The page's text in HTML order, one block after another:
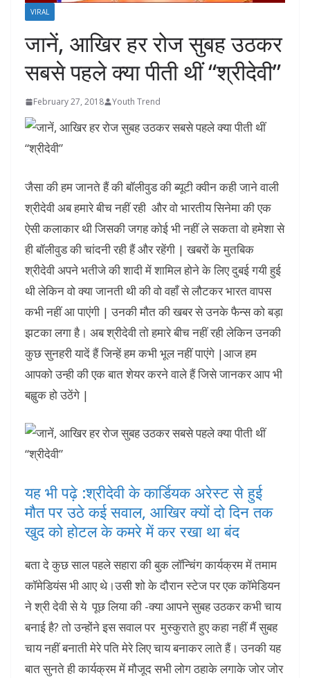
VIRAL
जानें, आखिर हर रोज सुबह उठकर
सबसे पहले क्या पीती थीं “श्रीदेवी”
February 27, 2018 Youth Trend
जैसा की हम जानते हैं की बॉलीवुड की ब्यूटी क्वीन कही जाने वाली
श्रीदेवी अब हमारे बीच नहीं रही और वो भारतीय सिनेमा की एक
ऐसी कलाकार थी जिसकी जगह कोई भी नहीं ले सकता वो हमेशा से
ही बॉलीवुड की चांदनी रही हैं और रहेंगी | खबरों के मुतबिक
श्रीदेवी अपने भतीजे की शादी में शामिल होने के लिए दुबई गयी हुई
थी लेकिन वो क्या जानती थी की वो वहाँ से लौटकर भारत वापस
कभी नहीं आ पाएंगी | उनकी मौत की खबर से उनके फैन्स को बड़ा
झटका लगा है। अब श्रीदेवी तो हमारे बीच नहीं रही लेकिन उनकी
कुछ सुनहरी यादें हैं जिन्हें हम कभी भूल नहीं पाएंगे |आज हम
आपको उन्ही की एक बात शेयर करने वाले हैं जिसे जानकर आप भी
बह्वुक हो उठेंगे |
यह भी पढ़े :श्रीदेवी के कार्डियक अरेस्ट से हुई
मौत पर उठे कई सवाल, आखिर क्यों दो दिन तक
खुद को होटल के कमरे में कर रखा था बंद
बता दे कुछ साल पहले सहारा की बुक लॉन्चिंग कार्यक्रम में तमाम
कॉमेडियंस भी आए थे।उसी शो के दौरान स्टेज पर एक कॉमेडियन
ने श्री देवी से ये पूछ लिया की -क्या आपने सुबह उठकर कभी चाय
बनाई है? तो उन्होंने इस सवाल पर मुस्कुराते हुए कहा नहीं मैं सुबह
चाय नहीं बनाती मेरे पति मेरे लिए चाय बनाकर लाते हैं। उनकी यह
बात सुनते ही कार्यक्रम में मौजूद सभी लोग ठहाके लगाके जोर जोर